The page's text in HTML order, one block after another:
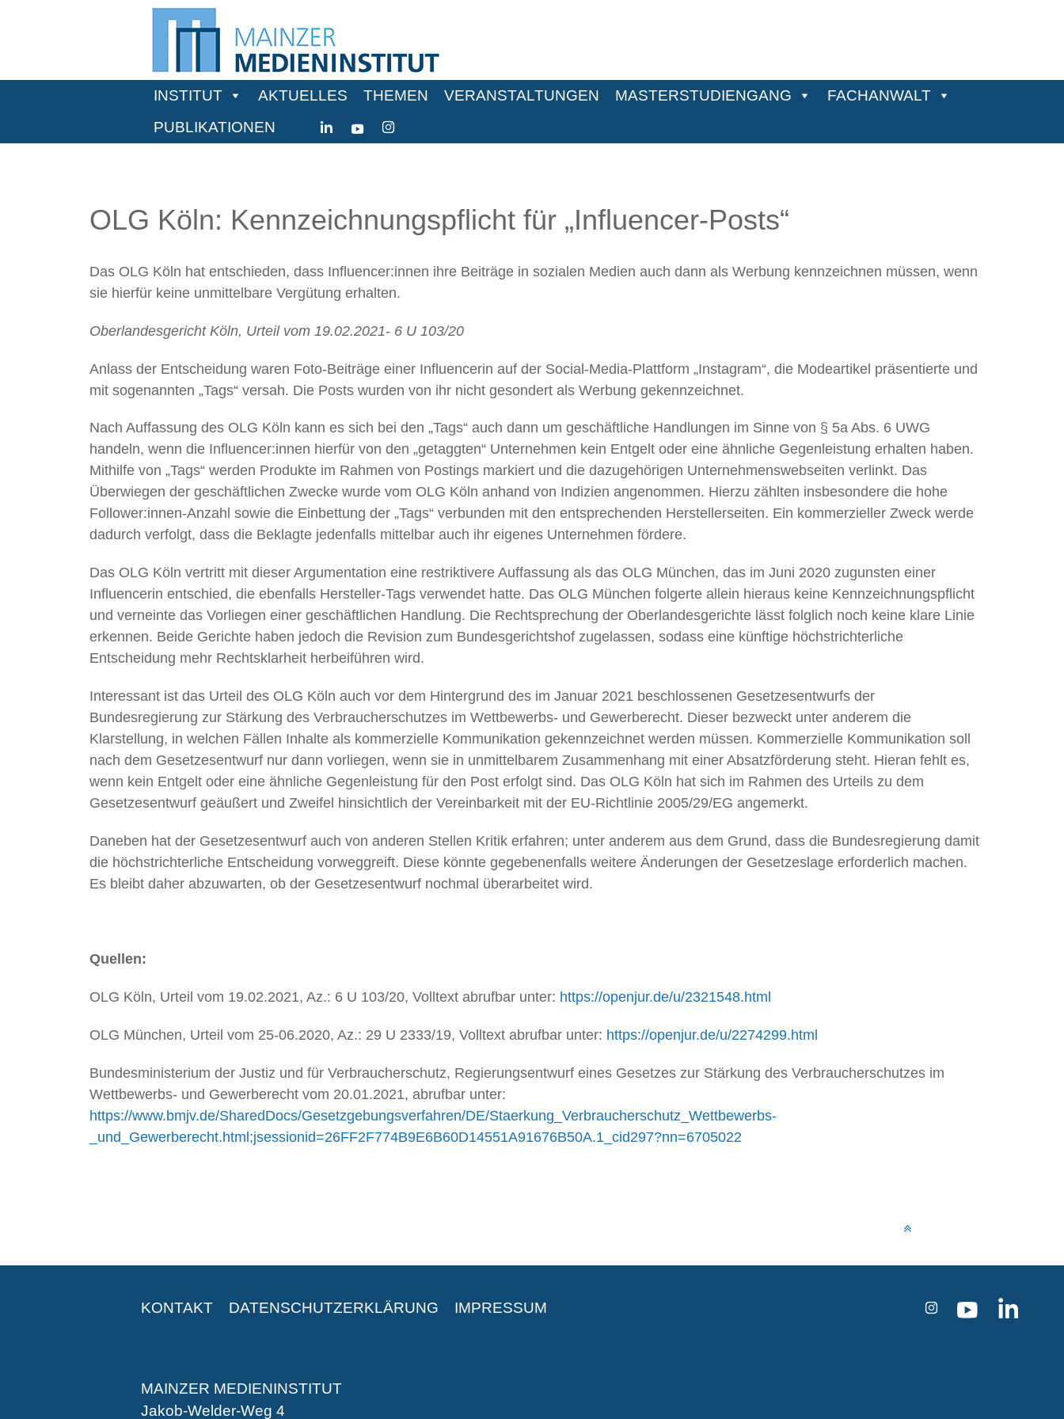
INSTITUT AKTUELLES THEMEN VERANSTALTUNGEN MASTERSTUDIENGANG
FACHANWALT
PUBLIKATIONEN
OLG Köln: Kennzeichnungspflicht für „Influencer-Posts“
Das OLG Köln hat entschieden, dass Influencer:innen ihre Beiträge in sozialen Medien auch dann als Werbung kennzeichnen müssen, wenn
sie hierfür keine unmittelbare Vergütung erhalten.
Oberlandesgericht Köln, Urteil vom 19.02.2021- 6 U 103/20
Anlass der Entscheidung waren Foto-Beiträge einer Influencerin auf der Social-Media-Plattform „Instagram“, die Modeartikel präsentierte und
mit sogenannten „Tags“ versah. Die Posts wurden von ihr nicht gesondert als Werbung gekennzeichnet.
Nach Auffassung des OLG Köln kann es sich bei den „Tags“ auch dann um geschäftliche Handlungen im Sinne von § 5a Abs. 6 UWG
handeln, wenn die Influencer:innen hierfür von den „getaggten“ Unternehmen kein Entgelt oder eine ähnliche Gegenleistung erhalten haben.
Mithilfe von „Tags“ werden Produkte im Rahmen von Postings markiert und die dazugehörigen Unternehmenswebseiten verlinkt. Das
Überwiegen der geschäftlichen Zwecke wurde vom OLG Köln anhand von Indizien angenommen. Hierzu zählten insbesondere die hohe
Follower:innen-Anzahl sowie die Einbettung der „Tags“ verbunden mit den entsprechenden Herstellerseiten. Ein kommerzieller Zweck werde
dadurch verfolgt, dass die Beklagte jedenfalls mittelbar auch ihr eigenes Unternehmen fördere.
Das OLG Köln vertritt mit dieser Argumentation eine restriktivere Auffassung als das OLG München, das im Juni 2020 zugunsten einer
Influencerin entschied, die ebenfalls Hersteller-Tags verwendet hatte. Das OLG München folgerte allein hieraus keine Kennzeichnungspflicht
und verneinte das Vorliegen einer geschäftlichen Handlung. Die Rechtsprechung der Oberlandesgerichte lässt folglich noch keine klare Linie
erkennen. Beide Gerichte haben jedoch die Revision zum Bundesgerichtshof zugelassen, sodass eine künftige höchstrichterliche
Entscheidung mehr Rechtsklarheit herbeiführen wird.
Interessant ist das Urteil des OLG Köln auch vor dem Hintergrund des im Januar 2021 beschlossenen Gesetzesentwurfs der
Bundesregierung zur Stärkung des Verbraucherschutzes im Wettbewerbs- und Gewerberecht. Dieser bezweckt unter anderem die
Klarstellung, in welchen Fällen Inhalte als kommerzielle Kommunikation gekennzeichnet werden müssen. Kommerzielle Kommunikation soll
nach dem Gesetzesentwurf nur dann vorliegen, wenn sie in unmittelbarem Zusammenhang mit einer Absatzförderung steht. Hieran fehlt es,
wenn kein Entgelt oder eine ähnliche Gegenleistung für den Post erfolgt sind. Das OLG Köln hat sich im Rahmen des Urteils zu dem
Gesetzesentwurf geäußert und Zweifel hinsichtlich der Vereinbarkeit mit der EU-Richtlinie 2005/29/EG angemerkt.
Daneben hat der Gesetzesentwurf auch von anderen Stellen Kritik erfahren; unter anderem aus dem Grund, dass die Bundesregierung damit
die höchstrichterliche Entscheidung vorweggreift. Diese könnte gegebenenfalls weitere Änderungen der Gesetzeslage erforderlich machen.
Es bleibt daher abzuwarten, ob der Gesetzesentwurf nochmal überarbeitet wird.
Quellen:
OLG Köln, Urteil vom 19.02.2021, Az.: 6 U 103/20, Volltext abrufbar unter: https://openjur.de/u/2321548.html
OLG München, Urteil vom 25-06.2020, Az.: 29 U 2333/19, Volltext abrufbar unter: https://openjur.de/u/2274299.html
Bundesministerium der Justiz und für Verbraucherschutz, Regierungsentwurf eines Gesetzes zur Stärkung des Verbraucherschutzes im
Wettbewerbs- und Gewerberecht vom 20.01.2021, abrufbar unter:
https://www.bmjv.de/SharedDocs/Gesetzgebungsverfahren/DE/Staerkung_Verbraucherschutz_Wettbewerbs-
_und_Gewerberecht.html;jsessionid=26FF2F774B9E6B60D14551A91676B50A.1_cid297?nn=6705022
KONTAKT DATENSCHUTZERKLÄRUNG IMPRESSUM
MAINZER MEDIENINSTITUT
Jakob-Welder-Weg 4